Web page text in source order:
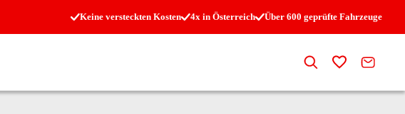
Keine versteckten Kosten 4x in Österreich Über 600 geprüfte Fahrzeuge
SucheZur